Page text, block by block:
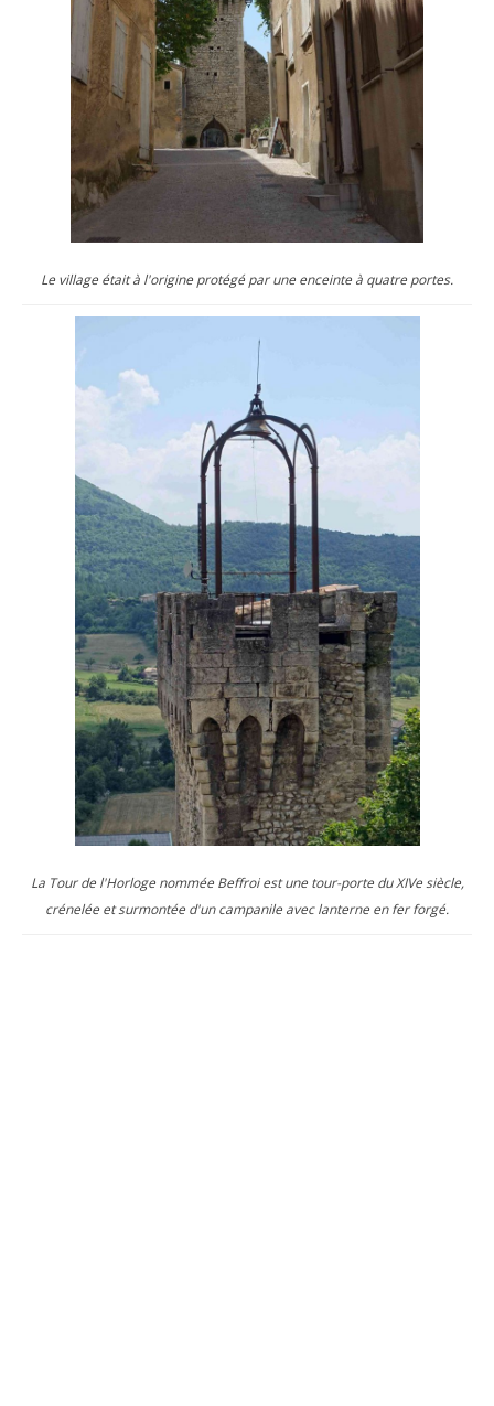
Le village était à l'origine protégé par une enceinte à quatre portes.
La Tour de l'Horloge nommée Beffroi est une tour-porte du XIVe siècle,
crénelée et surmontée d'un campanile avec lanterne en fer forgé.